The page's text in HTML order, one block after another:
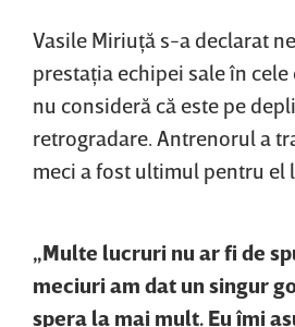
Vasile Miriuţă s-a declarat
prestaţia echipei sale în
nu consideră că este pe
retrogradare. Antrenorul a
meci a fost ultimul pentru el
„Multe lucruri nu ar fi de
meciuri am dat un singur
spera la mai mult. Eu îmi